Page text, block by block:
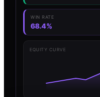
WIN RATE
68.4%
EQUITY CURVE